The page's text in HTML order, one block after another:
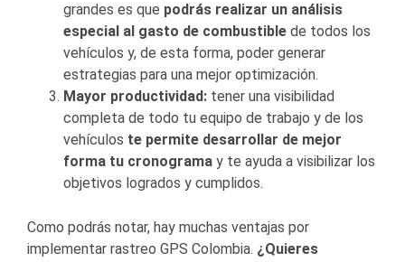
grandes es que podrás realizar un análisis
especial al gasto de combustible de todos los
vehículos y, de esta forma, poder generar
estrategias para una mejor optimización.
Mayor productividad: tener una visibilidad
completa de todo tu equipo de trabajo y de los
vehículos te permite desarrollar de mejor
forma tu cronograma y te ayuda a visibilizar los
objetivos logrados y cumplidos.
Como podrás notar, hay muchas ventajas por
implementar rastreo GPS Colombia. ¿Quieres